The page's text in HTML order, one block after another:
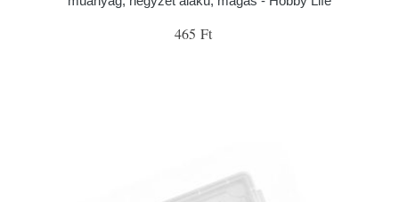
465 Ft